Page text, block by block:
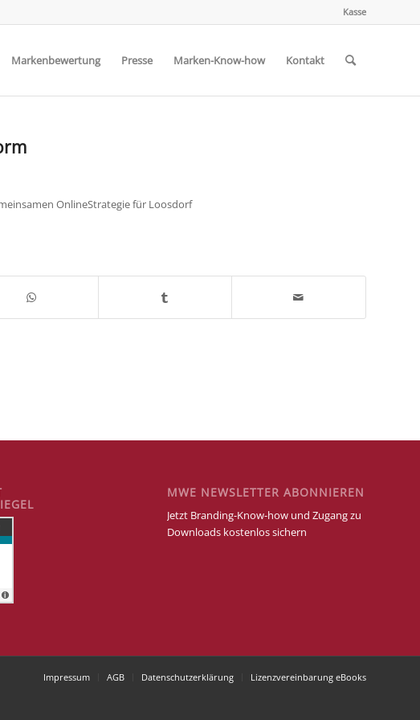
Kasse
Markenbewertung Presse Marken-Know-how Kontakt
OnlineStrategie für Loosdorf
MWE NEWSLETTER ABONNIEREN
Jetzt Branding-Know-how und Zugang zu
Downloads kostenlos sichern
Impressum AGB Datenschutzerklärung Lizenzvereinbarung eBooks